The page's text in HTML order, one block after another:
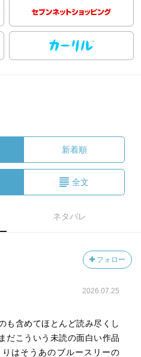
新着順
全文
ネタバレ
フォロー
2026.07.25
も含めてほとんど読み尽くし
だこういう未読の面白い作品
はそうあのブルースリーの